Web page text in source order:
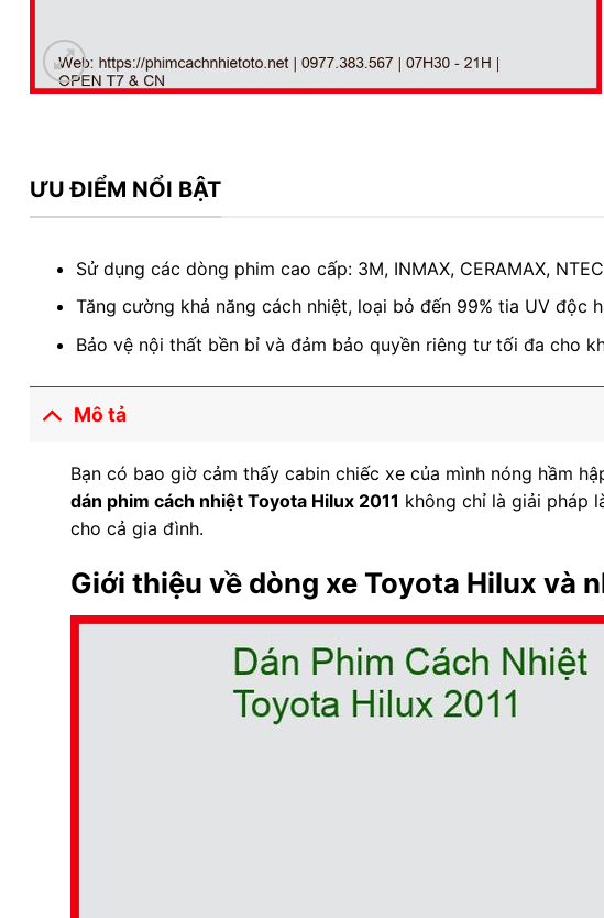
ƯU ĐIỂM NỔI BẬT
Sử dụng các dòng phim cao cấp: 3M, INMAX, CERAMAX,
Tăng cường khả năng cách nhiệt, loại bỏ đến 99% tia UV độc
Bảo vệ nội thất bền bỉ và đảm bảo quyền riêng tư tối đa cho
Mô tả
Bạn có bao giờ cảm thấy cabin chiếc xe của mình nóng hầm
dán phim cách nhiệt Toyota Hilux 2011 không chỉ là giải pháp
cho cả gia đình.
Giới thiệu về dòng xe Toyota Hilux và